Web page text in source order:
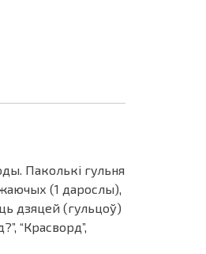
Паколькі гульня
(1 дарослы),
дзяцей (гульцоў)
“Красворд”,